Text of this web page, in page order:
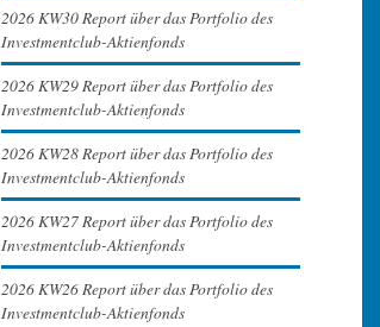
2026 KW30 Report über das Portfolio des
Investmentclub-Aktienfonds
2026 KW29 Report über das Portfolio des
Investmentclub-Aktienfonds
2026 KW28 Report über das Portfolio des
Investmentclub-Aktienfonds
2026 KW27 Report über das Portfolio des
Investmentclub-Aktienfonds
2026 KW26 Report über das Portfolio des
Investmentclub-Aktienfonds